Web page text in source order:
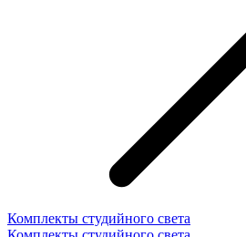
Комплекты студийного света